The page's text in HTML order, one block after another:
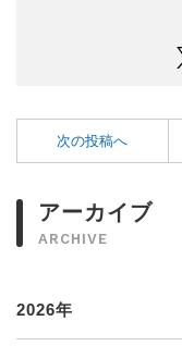
次の投稿へ
アーカイブ
ARCHIVE
2026年